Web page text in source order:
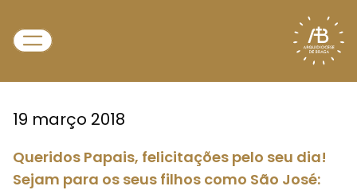
19 março 2018
Queridos Papais, felicitações pelo seu dia!
Sejam para os seus filhos como São José: